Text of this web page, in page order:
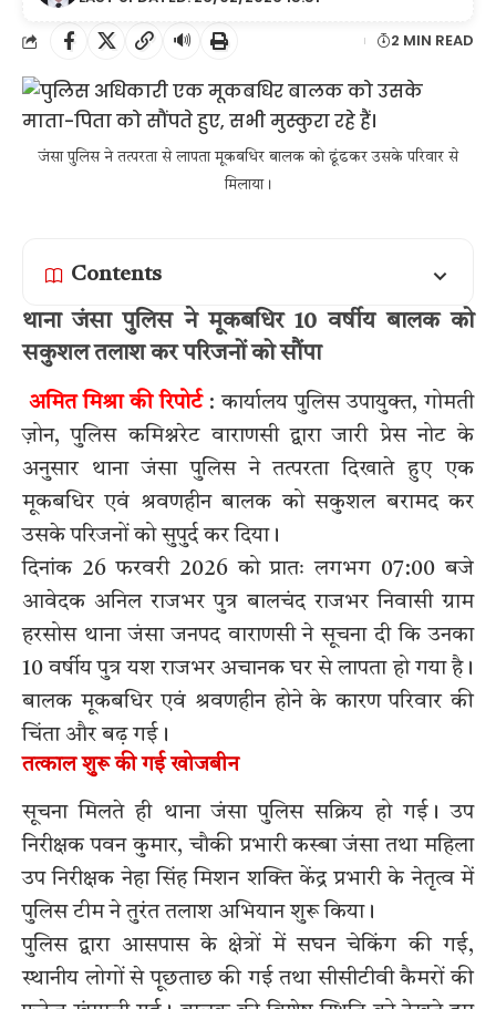
🔊 2 MIN READ
जंसा पुलिस ने तत्परता से लापता मूकबधिर बालक को ढूंढकर उसके परिवार से
मिलाया।
Contents
थाना जंसा पुलिस ने मूकबधिर 10 वर्षीय बालक को
सकुशल तलाश कर परिजनों को सौंपा
अमित मिश्रा की रिपोर्ट: कार्यालय पुलिस उपायुक्त, गोमती
ज़ोन, पुलिस कमिश्नरेट वाराणसी द्वारा जारी प्रेस नोट के
अनुसार थाना जंसा पुलिस ने तत्परता दिखाते हुए एक
मूकबधिर एवं श्रवणहीन बालक को सकुशल बरामद कर
उसके परिजनों को सुपुर्द कर दिया।
दिनांक 26 फरवरी 2026 को प्रातः लगभग 07:00 बजे
आवेदक अनिल राजभर पुत्र बालचंद राजभर निवासी ग्राम
हरसोस थाना जंसा जनपद वाराणसी ने सूचना दी कि उनका
10 वर्षीय पुत्र यश राजभर अचानक घर से लापता हो गया है।
बालक मूकबधिर एवं श्रवणहीन होने के कारण परिवार की
चिंता और बढ़ गई।
तत्काल शुरू की गई खोजबीन
सूचना मिलते ही थाना जंसा पुलिस सक्रिय हो गई। उप
निरीक्षक पवन कुमार, चौकी प्रभारी कस्बा जंसा तथा महिला
उप निरीक्षक नेहा सिंह मिशन शक्ति केंद्र प्रभारी के नेतृत्व में
पुलिस टीम ने तुरंत तलाश अभियान शुरू किया।
पुलिस द्वारा आसपास के क्षेत्रों में सघन चेकिंग की गई,
स्थानीय लोगों से पूछताछ की गई तथा सीसीटीवी कैमरों की